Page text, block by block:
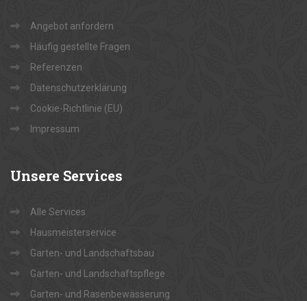
Angebot anfordern
Häufig gestellte Fragen
Referenzen
Datenschutzerklärung
Cookie-Richtlinie (EU)
Impressum
Unsere Services
Alle Services
Hausmeisterservice
Garten- und Landschaftsbau
Garten- und Landschaftspflege
Garten- und Rasenbewässerung